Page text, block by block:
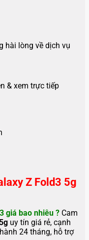
hài lòng về dịch vụ
& xem trực tiếp
Z Fold3 5g
giá bao nhiêu ? Cam
uy tín giá rẻ, cạnh
24 tháng, hỗ trợ